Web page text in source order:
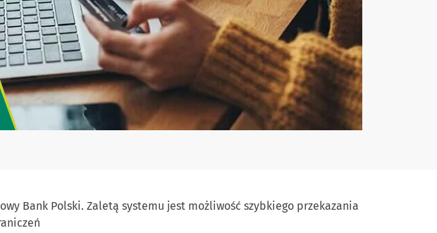
Bank Polski. Zaletą systemu jest możliwość szybkiego przekazania